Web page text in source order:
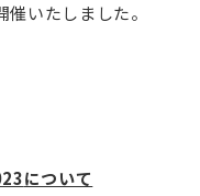
いたしました。
について